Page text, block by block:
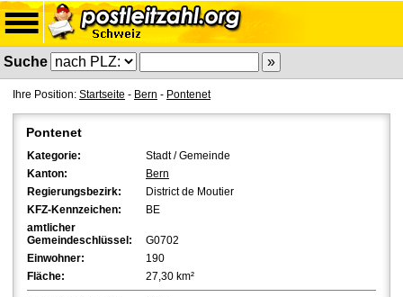
Suche
Ihre Position: Startseite - Bern - Pontenet
Pontenet
Kategorie:
Stadt / Gemeinde
Kanton:
Bern
Regierungsbezirk:
District de Moutier
KFZ-Kennzeichen:
BE
amtlicher
Gemeindeschlüssel:
G0702
Einwohner:
190
Fläche:
27,30 km²